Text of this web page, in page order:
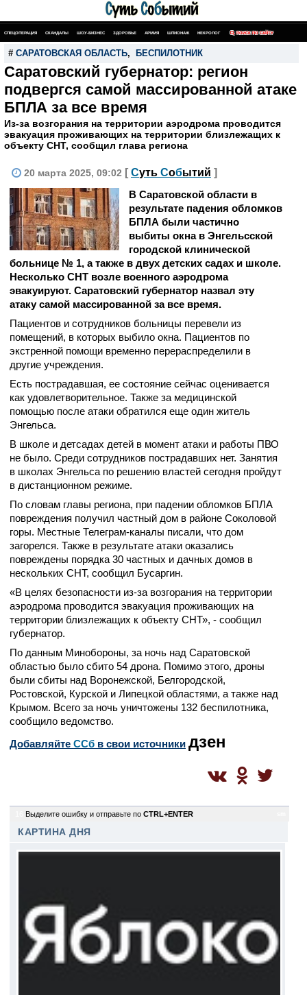
СПЕЦОПЕРАЦИЯ СКАНДАЛЫ ШОУ-БИЗНЕС ЗДОРОВЬЕ АРМИЯ ШПИОНАЖ НЕКРОЛОГ ПОИСК ПО САЙТУ
# САРАТОВСКАЯ ОБЛАСТЬ, БЕСПИЛОТНИК
Саратовский губернатор: регион
подвергся самой массированной атаке
БПЛА за все время
Из-за возгорания на территории аэродрома проводится
эвакуация проживающих на территории близлежащих к
объекту СНТ, сообщил глава региона
20 марта 2025, 09:02 [ Суть Событий ]
В Саратовской области в
результате падения обломков
БПЛА были частично
выбиты окна в Энгельсской
городской клинической
больнице № 1, а также в двух детских садах и школе.
Несколько СНТ возле военного аэродрома
эвакуируют. Саратовский губернатор назвал эту
атаку самой массированной за все время.
Пациентов и сотрудников больницы перевели из
помещений, в которых выбило окна. Пациентов по
экстренной помощи временно перераспределили в
другие учреждения.
Есть пострадавшая, ее состояние сейчас оценивается
как удовлетворительное. Также за медицинской
помощью после атаки обратился еще один житель
Энгельса.
В школе и детсадах детей в момент атаки и работы ПВО
не было. Среди сотрудников пострадавших нет. Занятия
в школах Энгельса по решению властей сегодня пройдут
в дистанционном режиме.
По словам главы региона, при падении обломков БПЛА
повреждения получил частный дом в районе Соколовой
горы. Местные Телеграм-каналы писали, что дом
загорелся. Также в результате атаки оказались
повреждены порядка 30 частных и дачных домов в
нескольких СНТ, сообщил Бусаргин.
«В целях безопасности из-за возгорания на территории
аэродрома проводится эвакуация проживающих на
территории близлежащих к объекту СНТ», - сообщил
губернатор.
По данным Минобороны, за ночь над Саратовской
областью было сбито 54 дрона. Помимо этого, дроны
были сбиты над Воронежской, Белгородской,
Ростовской, Курской и Липецкой областями, а также над
Крымом. Всего за ночь уничтожены 132 беспилотника,
сообщило ведомство.
Добавляйте CСб в свои источники дзен
Выделите ошибку и отправьте по CTRL+ENTER
КАРТИНА ДНЯ